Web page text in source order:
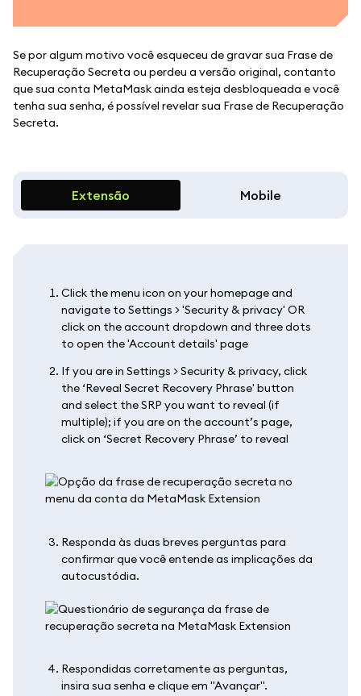
Se por algum motivo você esqueceu de gravar sua Frase de
Recuperação Secreta ou perdeu a versão original, contanto
que sua conta MetaMask ainda esteja desbloqueada e você
tenha sua senha, é possível revelar sua Frase de Recuperação
Secreta.
Extensão Mobile
Click the menu icon on your homepage and
navigate to Settings > 'Security & privacy' OR
click on the account dropdown and three dots
to open the 'Account details' page
If you are in Settings > Security & privacy, click
the ‘Reveal Secret Recovery Phrase' button
and select the SRP you want to reveal (if
multiple); if you are on the account’s page,
click on ‘Secret Recovery Phrase’ to reveal
Responda às duas breves perguntas para
confirmar que você entende as implicações da
autocustódia.
Respondidas corretamente as perguntas,
insira sua senha e clique em "Avançar".